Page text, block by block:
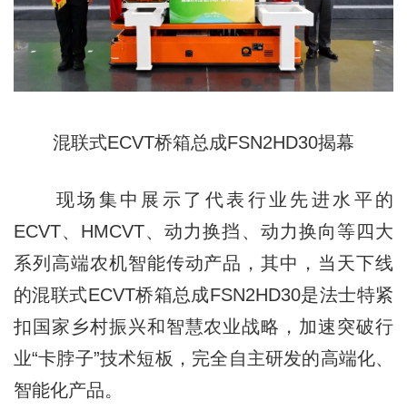
混联式ECVT桥箱总成FSN2HD30揭幕
现场集中展示了代表行业先进水平的
ECVT、HMCVT、动力换挡、动力换向等四大
系列高端农机智能传动产品，其中，当天下线
的混联式ECVT桥箱总成FSN2HD30是法士特紧
扣国家乡村振兴和智慧农业战略，加速突破行
业“卡脖子”技术短板，完全自主研发的高端化、
智能化产品。